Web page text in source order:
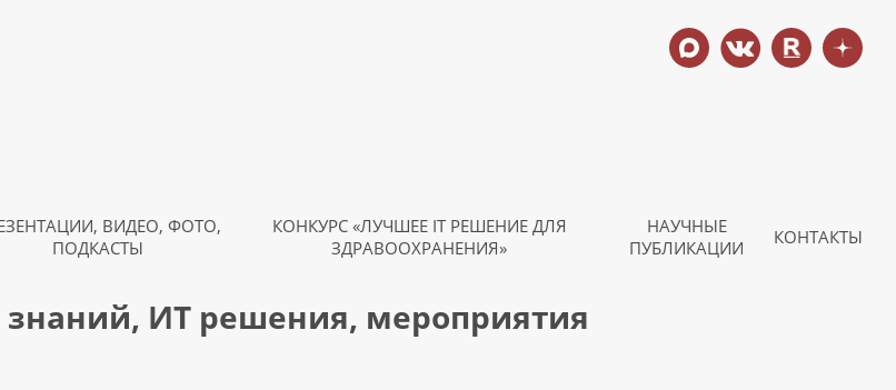
ВИДЕО, ФОТО,
ПОДКАСТЫ
КОНКУРС «ЛУЧШЕЕ IT РЕШЕНИЕ ДЛЯ
ЗДРАВООХРАНЕНИЯ»
НАУЧНЫЕ
ПУБЛИКАЦИИ
КОНТАКТЫ
ИТ решения, мероприятия